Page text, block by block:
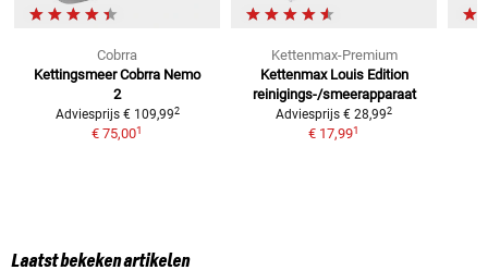
Cobrra
Kettingsmeer Cobrra Nemo
2
Adviesprijs € 109,992
€ 75,001
Kettenmax-Premium
Kettenmax Louis Edition
reinigings-/smeerapparaat
Adviesprijs € 28,992
€ 17,991
Laatst bekeken artikelen